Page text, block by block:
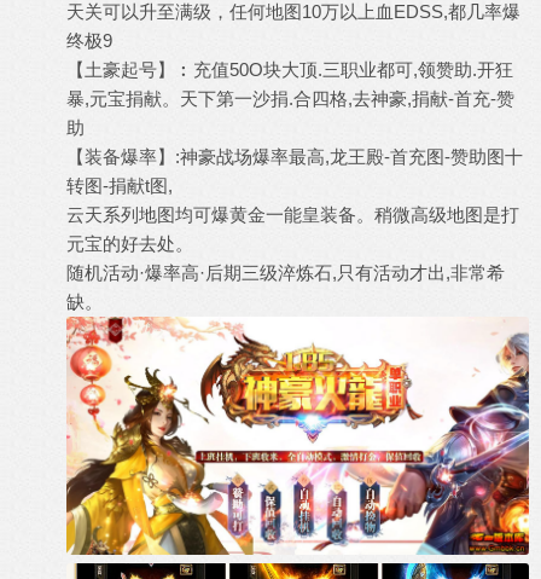
天关可以升至满级，任何地图10万以上血EDSS,都几率爆
终极9
【土豪起号】︰充值50O块大顶.三职业都可,领赞助.开狂
暴,元宝捐献。天下第一沙捐.合四格,去神豪,捐献-首充-赞
助
【装备爆率】:神豪战场爆率最高,龙王殿-首充图-赞助图十
转图-捐献t图,
云天系列地图均可爆黄金一能皇装备。稍微高级地图是打
元宝的好去处。
随机活动·爆率高·后期三级淬炼石,只有活动才出,非常希
缺。